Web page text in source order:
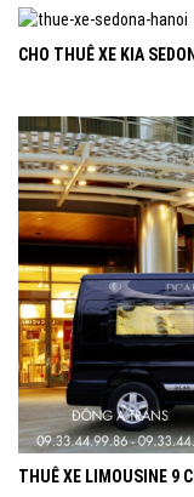
CHO THUÊ XE KIA
THUÊ XE LIMOUSINE 9